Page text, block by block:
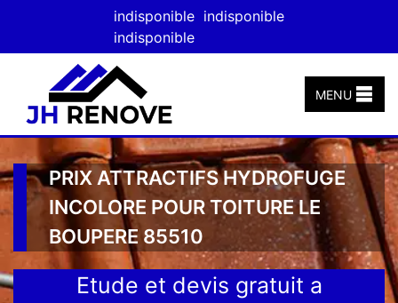
indisponible indisponible
indisponible
MENU
PRIX ATTRACTIFS HYDROFUGE
INCOLORE POUR TOITURE LE
BOUPERE 85510
Etude et devis gratuit a